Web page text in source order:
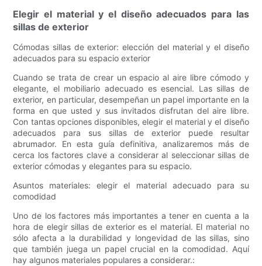
Elegir el material y el diseño adecuados para las
sillas de exterior
Cómodas sillas de exterior: elección del material y el diseño
adecuados para su espacio exterior
Cuando se trata de crear un espacio al aire libre cómodo y
elegante, el mobiliario adecuado es esencial. Las sillas de
exterior, en particular, desempeñan un papel importante en la
forma en que usted y sus invitados disfrutan del aire libre.
Con tantas opciones disponibles, elegir el material y el diseño
adecuados para sus sillas de exterior puede resultar
abrumador. En esta guía definitiva, analizaremos más de
cerca los factores clave a considerar al seleccionar sillas de
exterior cómodas y elegantes para su espacio.
Asuntos materiales: elegir el material adecuado para su
comodidad
Uno de los factores más importantes a tener en cuenta a la
hora de elegir sillas de exterior es el material. El material no
sólo afecta a la durabilidad y longevidad de las sillas, sino
que también juega un papel crucial en la comodidad. Aquí
hay algunos materiales populares a considerar.: